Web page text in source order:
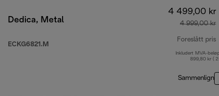
Dedica, Metal
ECKG6821.M
4 499,00 kr
4 999,00 kr
Foreslått pris
Inkludert MVA-
899,80 kr (
Sammenlign